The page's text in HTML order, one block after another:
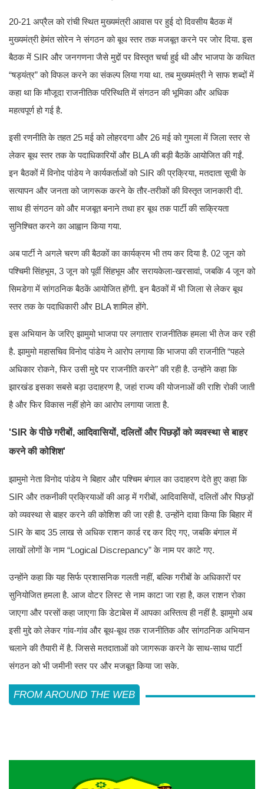
20-21 अप्रैल को रांची स्थित मुख्यमंत्री आवास पर हुई दो दिवसीय बैठक में
मुख्यमंत्री हेमंत सोरेन ने संगठन को बूथ स्तर तक मजबूत करने पर जोर दिया. इस
बैठक में SIR और जनगणना जैसे मुद्दों पर विस्तृत चर्चा हुई थी और भाजपा के कथित
“षड्यंत्र” को विफल करने का संकल्प लिया गया था. तब मुख्यमंत्री ने साफ शब्दों में
कहा था कि मौजूदा राजनीतिक परिस्थिति में संगठन की भूमिका और अधिक
महत्वपूर्ण हो गई है.
इसी रणनीति के तहत 25 मई को लोहरदगा और 26 मई को गुमला में जिला स्तर से
लेकर बूथ स्तर तक के पदाधिकारियों और BLA की बड़ी बैठकें आयोजित की गईं.
इन बैठकों में विनोद पांडेय ने कार्यकर्ताओं को SIR की प्रक्रिया, मतदाता सूची के
सत्यापन और जनता को जागरूक करने के तौर-तरीकों की विस्तृत जानकारी दी.
साथ ही संगठन को और मजबूत बनाने तथा हर बूथ तक पार्टी की सक्रियता
सुनिश्चित करने का आह्वान किया गया.
अब पार्टी ने अगले चरण की बैठकों का कार्यक्रम भी तय कर दिया है. 02 जून को
पश्चिमी सिंहभूम, 3 जून को पूर्वी सिंहभूम और सरायकेला-खरसावां, जबकि 4 जून को
सिमडेगा में सांगठनिक बैठकें आयोजित होंगी. इन बैठकों में भी जिला से लेकर बूथ
स्तर तक के पदाधिकारी और BLA शामिल होंगे.
इस अभियान के जरिए झामुमो भाजपा पर लगातार राजनीतिक हमला भी तेज कर रही
है. झामुमो महासचिव विनोद पांडेय ने आरोप लगाया कि भाजपा की राजनीति “पहले
अधिकार रोकने, फिर उसी मुद्दे पर राजनीति करने” की रही है. उन्होंने कहा कि
झारखंड इसका सबसे बड़ा उदाहरण है, जहां राज्य की योजनाओं की राशि रोकी जाती
है और फिर विकास नहीं होने का आरोप लगाया जाता है.
'SIR के पीछे गरीबों, आदिवासियों, दलितों और पिछड़ों को व्यवस्था से बाहर
करने की कोशिश'
झामुमो नेता विनोद पांडेय ने बिहार और पश्चिम बंगाल का उदाहरण देते हुए कहा कि
SIR और तकनीकी प्रक्रियाओं की आड़ में गरीबों, आदिवासियों, दलितों और पिछड़ों
को व्यवस्था से बाहर करने की कोशिश की जा रही है. उन्होंने दावा किया कि बिहार में
SIR के बाद 35 लाख से अधिक राशन कार्ड रद्द कर दिए गए, जबकि बंगाल में
लाखों लोगों के नाम “Logical Discrepancy” के नाम पर काटे गए.
उन्होंने कहा कि यह सिर्फ प्रशासनिक गलती नहीं, बल्कि गरीबों के अधिकारों पर
सुनियोजित हमला है. आज वोटर लिस्ट से नाम काटा जा रहा है, कल राशन रोका
जाएगा और परसों कहा जाएगा कि डेटाबेस में आपका अस्तित्व ही नहीं है. झामुमो अब
इसी मुद्दे को लेकर गांव-गांव और बूथ-बूथ तक राजनीतिक और सांगठनिक अभियान
चलाने की तैयारी में है. जिससे मतदाताओं को जागरूक करने के साथ-साथ पार्टी
संगठन को भी जमीनी स्तर पर और मजबूत किया जा सके.
FROM AROUND THE WEB